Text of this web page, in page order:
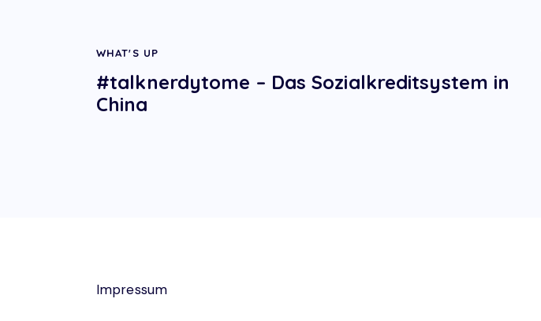
WHAT'S UP
#talknerdytome – Das Sozialkreditsystem in
China
Impressum